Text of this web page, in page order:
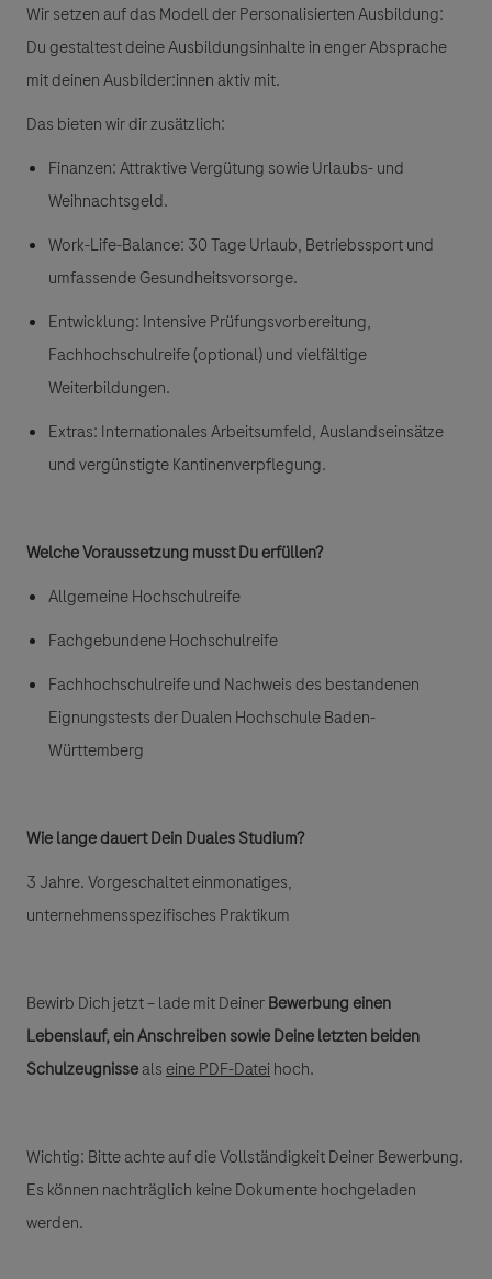
Wir setzen auf das Modell derPersonalisierten Ausbildung:
Du gestaltest deine Ausbildungsinhalte in enger Absprache
mit deinen Ausbilder:innen aktiv mit.
Das bieten wir dir zusätzlich:
Finanzen:Attraktive Vergütung sowie Urlaubs- und
Weihnachtsgeld.
Work-Life-Balance: 30 Tage Urlaub, Betriebssport und
umfassende Gesundheitsvorsorge.
Entwicklung: Intensive Prüfungsvorbereitung,
Fachhochschulreife (optional) und vielfältige
Weiterbildungen.
Extras: Internationales Arbeitsumfeld, Auslandseinsätze
und vergünstigte Kantinenverpflegung.
Welche Voraussetzung musst Du erfüllen?
Allgemeine Hochschulreife
Fachgebundene Hochschulreife
Fachhochschulreife und Nachweis des bestandenen
Eignungstests der Dualen Hochschule Baden-
Württemberg
Wie lange dauert Dein Duales Studium?
3 Jahre. Vorgeschaltet einmonatiges,
unternehmensspezifisches Praktikum
Bewirb Dich jetzt – lade mit DeinerBewerbung einen
Lebenslauf, ein Anschreiben sowie Deine letzten beiden
Schulzeugnissealseine PDF-Datei hoch.
Wichtig: Bitte achte auf die Vollständigkeit Deiner Bewerbung.
Es können nachträglich keine Dokumente hochgeladen
werden.